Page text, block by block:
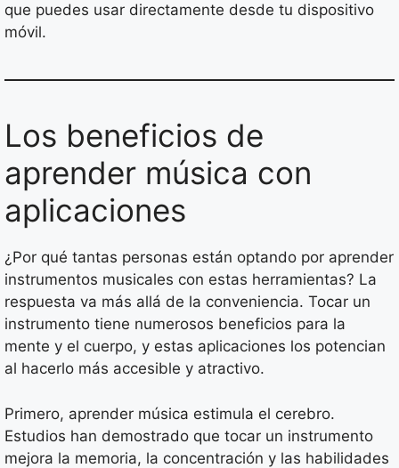
que puedes usar directamente desde tu dispositivo
móvil.
Los beneficios de
aprender música con
aplicaciones
¿Por qué tantas personas están optando por aprender
instrumentos musicales con estas herramientas? La
respuesta va más allá de la conveniencia. Tocar un
instrumento tiene numerosos beneficios para la
mente y el cuerpo, y estas aplicaciones los potencian
al hacerlo más accesible y atractivo.
Primero, aprender música estimula el cerebro.
Estudios han demostrado que tocar un instrumento
mejora la memoria, la concentración y las habilidades